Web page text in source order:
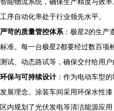
工序自动化率处于行业领先水平。
严苛的质量管控体系 ：极星2的生产
标准。每一台极星2都要经过数百项
测试、动态路试等，确保交付给用
环保与可持续设计 ：作为电动车型
发展理念。涂装车间采用环保水性
区内规划了光伏发电等清洁能源应